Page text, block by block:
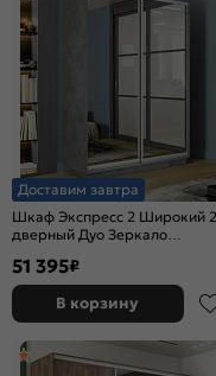
Доставим завтра
Шкаф Экспресс 2 Широкий
дверный Дуо Зеркало
1800*2400*600
51 395₽
В корзину